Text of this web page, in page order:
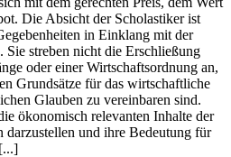
Die Absicht der Scholastiker ist
in Einklang mit der
streben nicht die Erschließung
oder einer Wirtschaftsordnung an,
Grundsätze für das wirtschaftliche
Glauben zu vereinbaren sind.
ökonomisch relevanten Inhalte der
und ihre Bedeutung für